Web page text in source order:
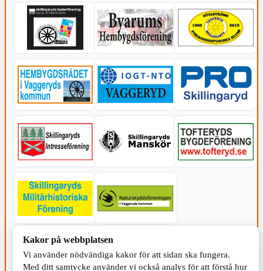
KOMMUNEN
Kakor på webbplatsen
Vi använder nödvändiga kakor för att sidan ska fungera.
Med ditt samtycke använder vi också analys för att förstå hur